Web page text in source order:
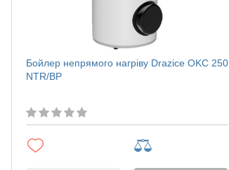
Бойлер непрямого нагріву Drazice OKC 250
NTR/BP